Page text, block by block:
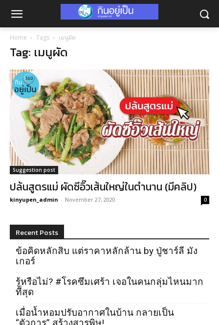
Home Tags เมนูผัด
Tag: เมนูผัด
Suggestion post
ปล้นสูตรแม่ ผัดซีอิ๊วเส้นใหญ่ในตำนาน (มีคลิป)
kinyupen_admin - November 27, 2020 0
Recent Posts
ข้อคิดหลักสิบ แต่ราคาหลักล้าน by ปู่ชาร์ลี มัง
เกอร์
รู้หรือไม่? #โรคซึมเศร้า เจอในคนกลุ่มไหนมาก
ที่สุด
เมื่อน้ำหอมปรับอากาศในบ้าน กลายเป็น
“ตัวการ” สร้างสารพิษ!